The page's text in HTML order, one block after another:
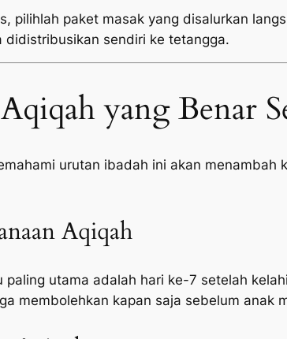
pilihlah paket masak yang disalurkan
didistribusikan sendiri ke tetangga.
yang Benar
urutan ibadah ini akan menambah
Aqiqah
paling utama adalah hari ke-7 setelah
membolehkan kapan saja sebelum anak